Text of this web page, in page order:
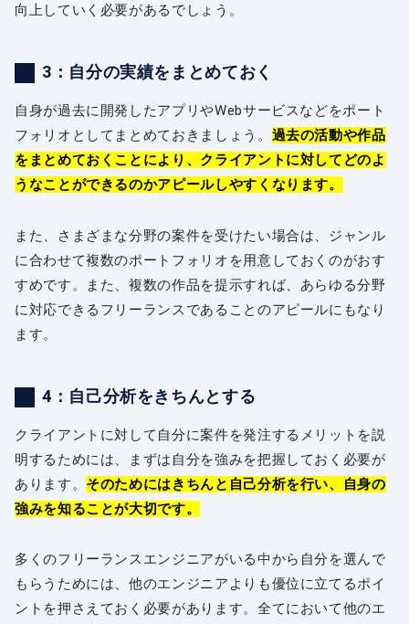
向上していく必要があるでしょう。
3：自分の実績をまとめておく
自身が過去に開発したアプリやWebサービスなどをポート
フォリオとしてまとめておきましょう。 過去の活動や作品
をまとめておくことにより、クライアントに対してどのよ
うなことができるのかアピールしやすくなります。
また、さまざまな分野の案件を受けたい場合は、ジャンル
に合わせて複数のポートフォリオを用意しておくのがおす
すめです。また、複数の作品を提示すれば、あらゆる分野
に対応できるフリーランスであることのアピールにもなり
ます。
4：自己分析をきちんとする
クライアントに対して自分に案件を発注するメリットを説
明するためには、まずは自分を強みを把握しておく必要が
あります。 そのためにはきちんと自己分析を行い、自身の
強みを知ることが大切です。
多くのフリーランスエンジニアがいる中から自分を選んで
もらうためには、他のエンジニアよりも優位に立てるポイ
ントを押さえておく必要があります。全てにおいて他のエ